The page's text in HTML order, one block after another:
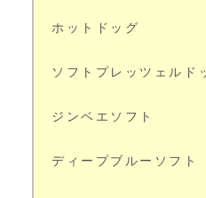
ホットドッ
ソフトプレッツェル
ジンベエソフ
ディープブルーソ